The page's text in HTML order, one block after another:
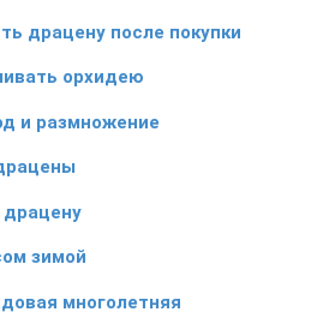
драцену после покупки
орхидею
и размножение
драцену
зимой
многолетняя